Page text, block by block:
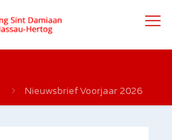
Nieuwsbrief Voorjaar 2026